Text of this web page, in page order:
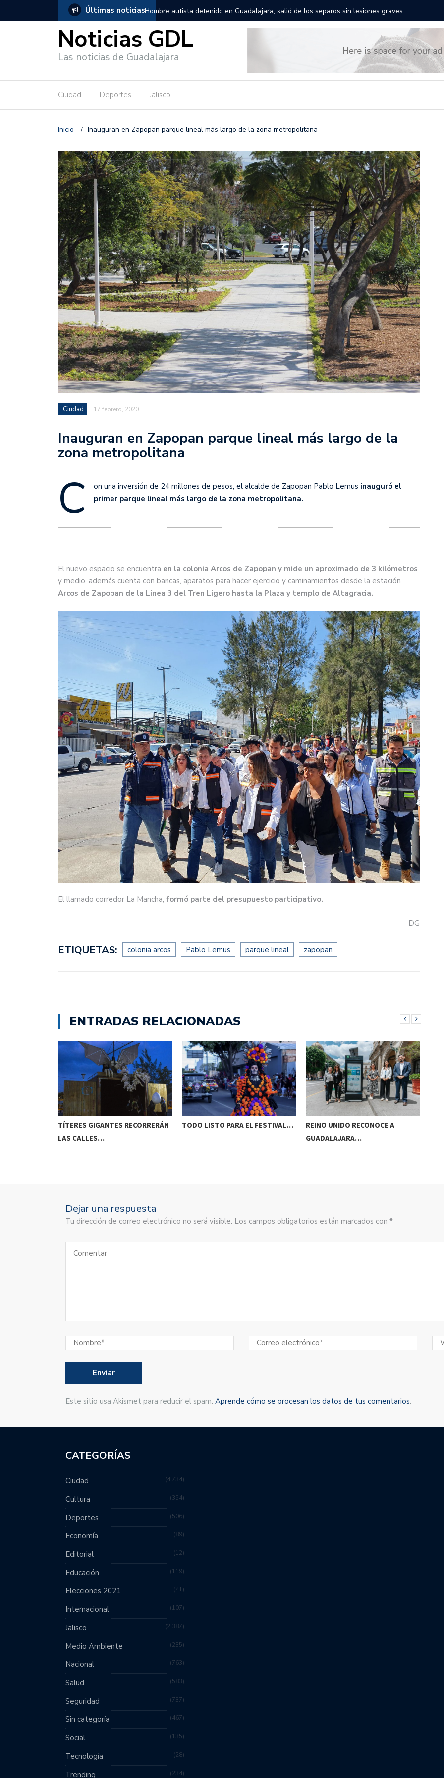
Últimas noticias
salió de los separos sin lesiones graves Títeres gigantes recorrerán las calles de Guadalajara: aparta la fecha Todo
Noticias GDL
Las noticias de Guadalajara
Ciudad Deportes Jalisco
Inicio / Inauguran en Zapopan parque lineal más largo de la zona metropolitana
Ciudad 17 febrero, 2020
Inauguran en Zapopan parque lineal más largo de la
zona metropolitana
C on una inversión de 24 millones de pesos, el alcalde de Zapopan Pablo Lemus inauguró el
primer parque lineal más largo de la zona metropolitana.
El nuevo espacio se encuentra en la colonia Arcos de Zapopan y mide un aproximado de 3 kilómetros
y medio, además cuenta con bancas, aparatos para hacer ejercicio y caminamientos desde la estación
Arcos de Zapopan de la Línea 3 del Tren Ligero hasta la Plaza y templo de Altagracia.
El llamado corredor La Mancha, formó parte del presupuesto participativo.
DG
ETIQUETAS: colonia arcos Pablo Lemus parque lineal zapopan
ENTRADAS RELACIONADAS
TÍTERES GIGANTES RECORRERÁN
LAS CALLES…
TODO LISTO PARA EL FESTIVAL…
REINO UNIDO RECONOCE A
GUADALAJARA…
Dejar una respuesta
Tu dirección de correo electrónico no será visible. Los campos obligatorios están marcados con *
Este sitio usa Akismet para reducir el spam. Aprende cómo se procesan los datos de tus comentarios.
CATEGORÍAS
Ciudad 4,734
Cultura 354
Deportes 506
Economía 89
Editorial 12
Educación 119
Elecciones 2021 41
Internacional 107
Jalisco 2,387
Medio Ambiente 235
Nacional 763
Salud 583
Seguridad 737
Sin categoría 467
Social 135
Tecnología 28
Trending 234